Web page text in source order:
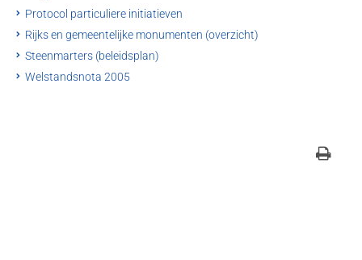
Protocol particuliere initiatieven
Rijks en gemeentelijke monumenten (overzicht)
Steenmarters (beleidsplan)
Welstandsnota 2005